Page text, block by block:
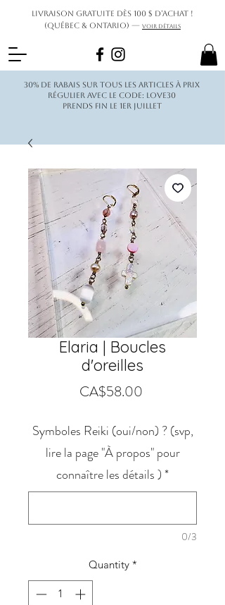
Livraison gratuite dès 100 $ d’achat !
(Québec & Ontario) — Voir détails
30% de rabais sur tous les articles à prix
régulier avec le code: love30
Prends fin le 1er juillet
Elaria | Boucles
d'oreilles
CA$58.00Price
Symboles Reiki (oui/non) ? (svp,
lire la page "À propos" pour
connaître les détails )*
0/3
Quantity *